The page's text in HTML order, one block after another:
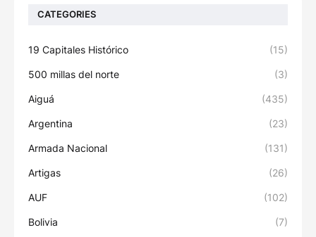
CATEGORIES
19 Capitales Histórico (15)
500 millas del norte (3)
Aiguá (435)
Argentina (23)
Armada Nacional (131)
Artigas (26)
AUF (102)
Bolivia (7)